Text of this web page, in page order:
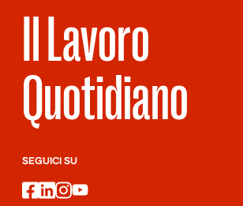
Il Lavoro
Quotidiano
SEGUICI SU
facebook
linkedin
instagram
youtube